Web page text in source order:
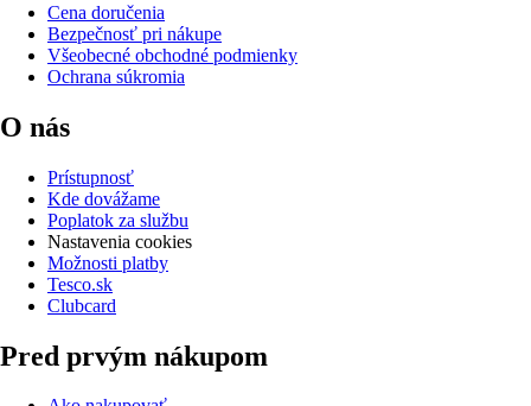
Cena doručenia
Bezpečnosť pri nákupe
Všeobecné obchodné podmienky
Ochrana súkromia
O nás
Prístupnosť
Kde dovážame
Poplatok za službu
Nastavenia cookies
Možnosti platby
Tesco.sk
Clubcard
Pred prvým nákupom